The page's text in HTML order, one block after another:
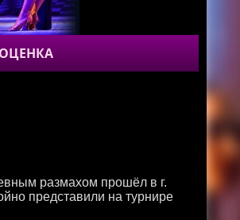
размахом прошёл в г.
представили на турнире